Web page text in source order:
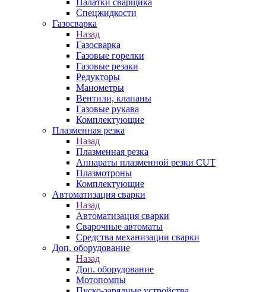
Палатки сварщика
Спецжидкости
Газосварка
Назад
Газосварка
Газовые горелки
Газовые резаки
Редукторы
Манометры
Вентили, клапаны
Газовые рукава
Комплектующие
Плазменная резка
Назад
Плазменная резка
Аппараты плазменной резки CUT
Плазмотроны
Комплектующие
Автоматизация сварки
Назад
Автоматизация сварки
Сварочные автоматы
Средства механизации сварки
Доп. оборудование
Назад
Доп. оборудование
Мотопомпы